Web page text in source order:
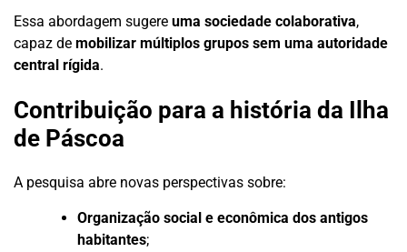
Essa abordagem sugere uma sociedade colaborativa,
capaz de mobilizar múltiplos grupos sem uma autoridade
central rígida.
Contribuição para a história da Ilha
de Páscoa
A pesquisa abre novas perspectivas sobre:
Organização social e econômica dos antigos
habitantes;